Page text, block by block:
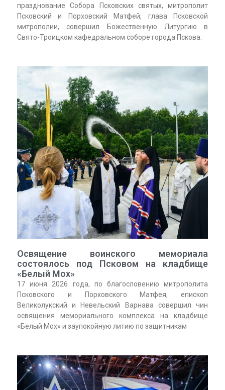
празднование Собора Псковских святых, митрополит
Псковский и Порховский Матфей, глава Псковской
митрополии, совершил Божественную Литургию в
Свято-Троицком кафедральном соборе города Пскова.
Освящение воинского мемориала
состоялось под Псковом на кладбище
«Белый Мох»
17 июня 2026 года, по благословению митрополита
Псковского и Порховского Матфея, епископ
Великолукский и Невельский Варнава совершил чин
освящения мемориального комплекса на кладбище
«Белый Мох» и заупокойную литию по защитникам